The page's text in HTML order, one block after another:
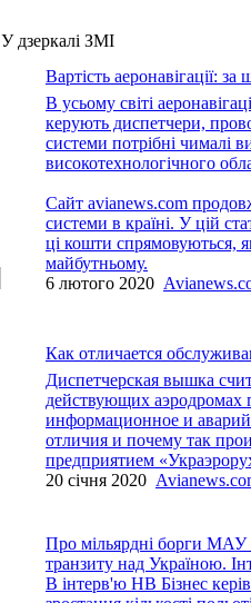
У дзеркалі ЗМІ
Вартість аеронавігації: за
В усьому світі
керують диспетчери,
системи потрібні чималі
високотехнологічного
Сайт avianews.com
системи в країні. У цій
ці кошти спрямовуються,
майбутньому.
6 лютого 2020
Как отличается
Диспетчерская вышка
действующих аэродромах
информационное и
отличия и почему так
предприятием
20 січня 2020
Про мільярдні борги МАУ
транзиту над Україною.
В інтерв'ю НВ Бізнес